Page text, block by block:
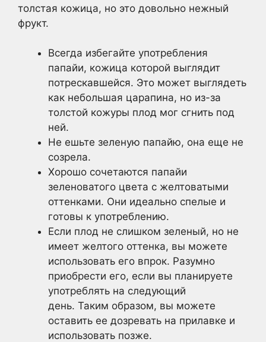
толстая кожица, но это довольно нежный
фрукт.
Всегда избегайте употребления
папайи, кожица которой выглядит
потрескавшейся. Это может выглядеть
как небольшая царапина, но из-за
толстой кожуры плод мог сгнить под
ней.
Не ешьте зеленую папайю, она еще не
созрела.
Хорошо сочетаются папайи
зеленоватого цвета с желтоватыми
оттенками. Они идеально спелые и
готовы к употреблению.
Если плод не слишком зеленый, но не
имеет желтого оттенка, вы можете
использовать его впрок. Разумно
приобрести его, если вы планируете
употреблять на следующий
день. Таким образом, вы можете
оставить ее дозревать на прилавке и
использовать позже.